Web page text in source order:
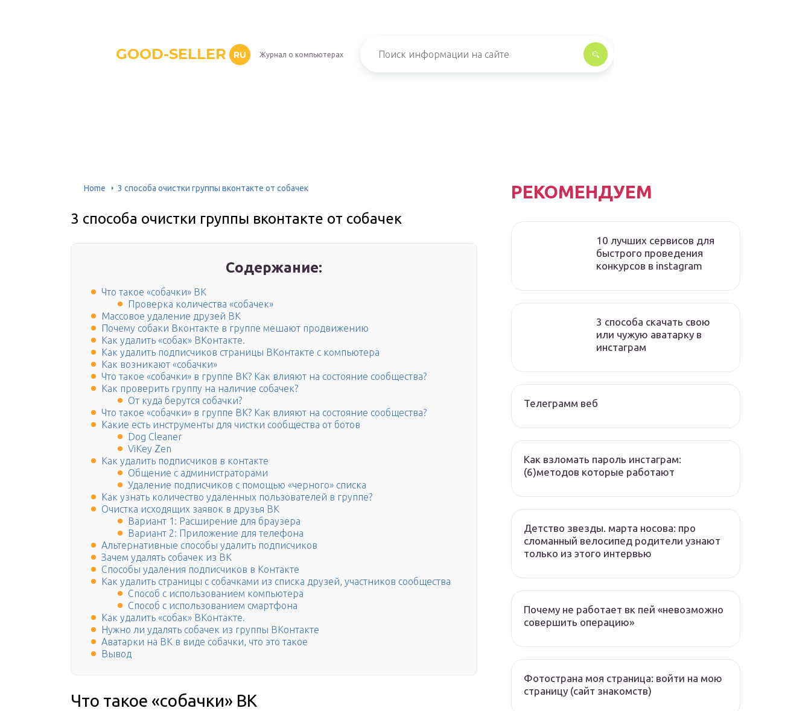
GOOD-SELLER RU Журнал о компьютерах
Home 3 способа очистки группы вконтакте от собачек
3 способа очистки группы вконтакте от собачек
Содержание:
Что такое «собачки» ВК
Проверка количества «собачек»
Массовое удаление друзей ВК
Почему собаки Вконтакте в группе мешают продвижению
Как удалить «собак» ВКонтакте.
Как удалить подписчиков страницы ВКонтакте с компьютера
Как возникают «собачки»
Что такое «собачки» в группе ВК? Как влияют на состояние сообщества?
Как проверить группу на наличие собачек?
От куда берутся собачки?
Что такое «собачки» в группе ВК? Как влияют на состояние сообщества?
Какие есть инструменты для чистки сообщества от ботов
Dog Cleaner
ViKey Zen
Как удалить подписчиков в контакте
Общение с администраторами
Удаление подписчиков с помощью «черного» списка
Как узнать количество удаленных пользователей в группе?
Очистка исходящих заявок в друзья ВК
Вариант 1: Расширение для браузера
Вариант 2: Приложение для телефона
Альтернативные способы удалить подписчиков
Зачем удалять собачек из ВК
Способы удаления подписчиков в Контакте
Как удалить страницы с собачками из списка друзей, участников сообщества
Способ с использованием компьютера
Способ с использованием смартфона
Как удалить «собак» ВКонтакте.
Нужно ли удалять собачек из группы ВКонтакте
Аватарки на ВК в виде собачки, что это такое
Вывод
Что такое «собачки» ВК
РЕКОМЕНДУЕМ
10 лучших сервисов для
быстрого проведения
конкурсов в instagram
3 способа скачать свою
или чужую аватарку в
инстаграм
Телеграмм веб
Как взломать пароль инстаграм:
(6)методов которые работают
Детство звезды. марта носова: про
сломанный велосипед родители узнают
только из этого интервью
Почему не работает вк пей «невозможно
совершить операцию»
Фотострана моя страница: войти на мою
страницу (сайт знакомств)